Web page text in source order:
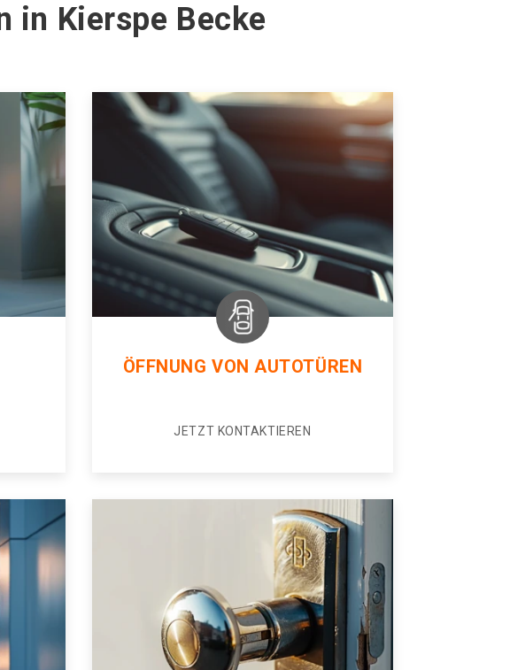
in Kierspe Becke
ÖFFNUNG VON AUTOTÜREN
JETZT KONTAKTIEREN